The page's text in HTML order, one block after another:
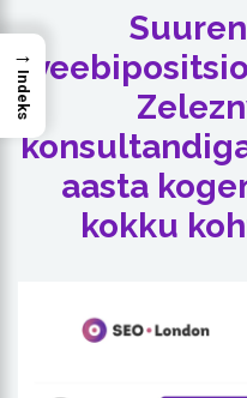
aasta
kokku
→
Indeks